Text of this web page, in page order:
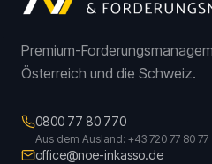
Premium-
Österreich und die Schweiz.
0800 77 80 770
Aus dem Ausland: +43 720 77 80 77
office@noe-inkasso.de